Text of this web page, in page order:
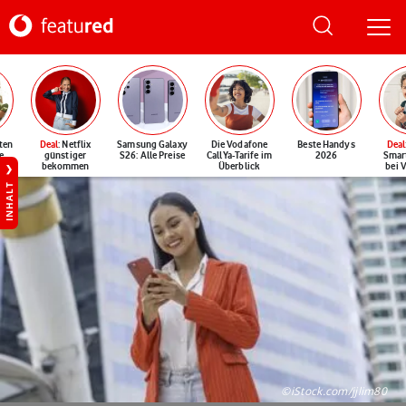
Deal: Netflix
günstiger
bekommen
Samsung Galaxy
S26: Alle Preise
Die Vodafone
CallYa-Tarife im
Überblick
Beste Handys
2026
Deal
bei
INHALT
©iStock.com/jjlim80